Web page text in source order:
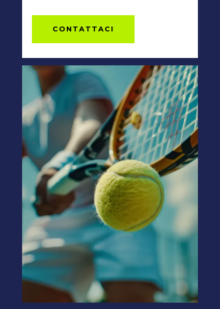
CONTATTACI